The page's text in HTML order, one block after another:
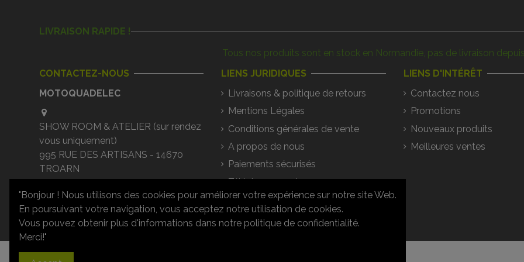
LIVRAISON RAPIDE !
Tous nos produits sont en stock en Normandie, pas de livraison
CONTACTEZ-NOUS
MOTOQUADELEC
SHOW ROOM & ATELIER (sur rendez
vous uniquement)
995 RUE DES ARTISANS - 14670
TROARN
02 31 79 29 34
contact@motoquadelec.com
LIENS JURIDIQUES
Livraisons & politique de retours
Mentions Légales
Conditions générales de vente
A propos de nous
Paiements sécurisés
Téléchargements
Questions / Réponses
LIENS D'INTÉRÊT
Contactez nous
Promotions
Nouveaux produits
Meilleures ventes
"Bonjour ! Nous utilisons des cookies pour améliorer votre expérience sur notre site Web.
En poursuivant votre navigation, vous acceptez notre utilisation de cookies.
Vous pouvez obtenir plus d'informations dans notre politique de confidentialité.
Merci!"